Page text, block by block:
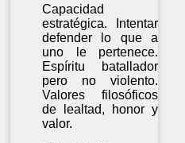
Capacidad
estratégica. Intentar
defender lo que a
uno le pertenece.
Espíritu batallador
pero no violento.
Valores filosóficos
de lealtad, honor y
valor.